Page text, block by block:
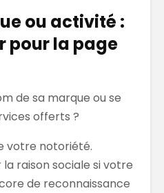
ou activité :
pour la page
de sa marque ou se
offerts ?
votre notoriété.
la raison sociale si votre
de reconnaissance